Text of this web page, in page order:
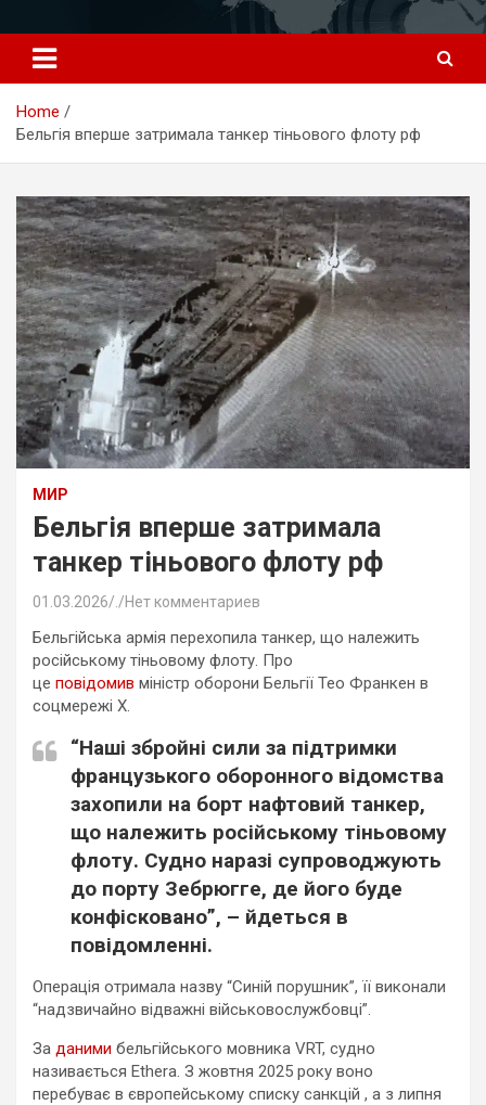
к
содержимому
Home
Бельгія вперше затримала танкер тіньового флоту рф
МИР
Бельгія вперше затримала
танкер тіньового флоту рф
01.03.2026 Нет комментариев
Бельгійська армія перехопила танкер, що належить
російському тіньовому флоту. Про
це повідомив міністр оборони Бельгії Тео Франкен в
соцмережі X.
“Наші збройні сили за підтримки
французького оборонного відомства
захопили на борт нафтовий танкер,
що належить російському тіньовому
флоту. Судно наразі супроводжують
до порту Зебрюгге, де його буде
конфісковано”, – йдеться в
повідомленні.
Операція отримала назву “Синій порушник”, її виконали
“надзвичайно відважні військовослужбовці”.
За даними бельгійського мовника VRT, судно
називається Ethera. З жовтня 2025 року воно
перебуває в європейському списку санкцій , а з липня